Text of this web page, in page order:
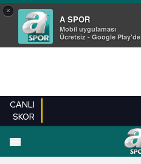
×
A SPOR
Mobil uygulaması
Ücretsiz - Google Play'de
CANLI
SKOR